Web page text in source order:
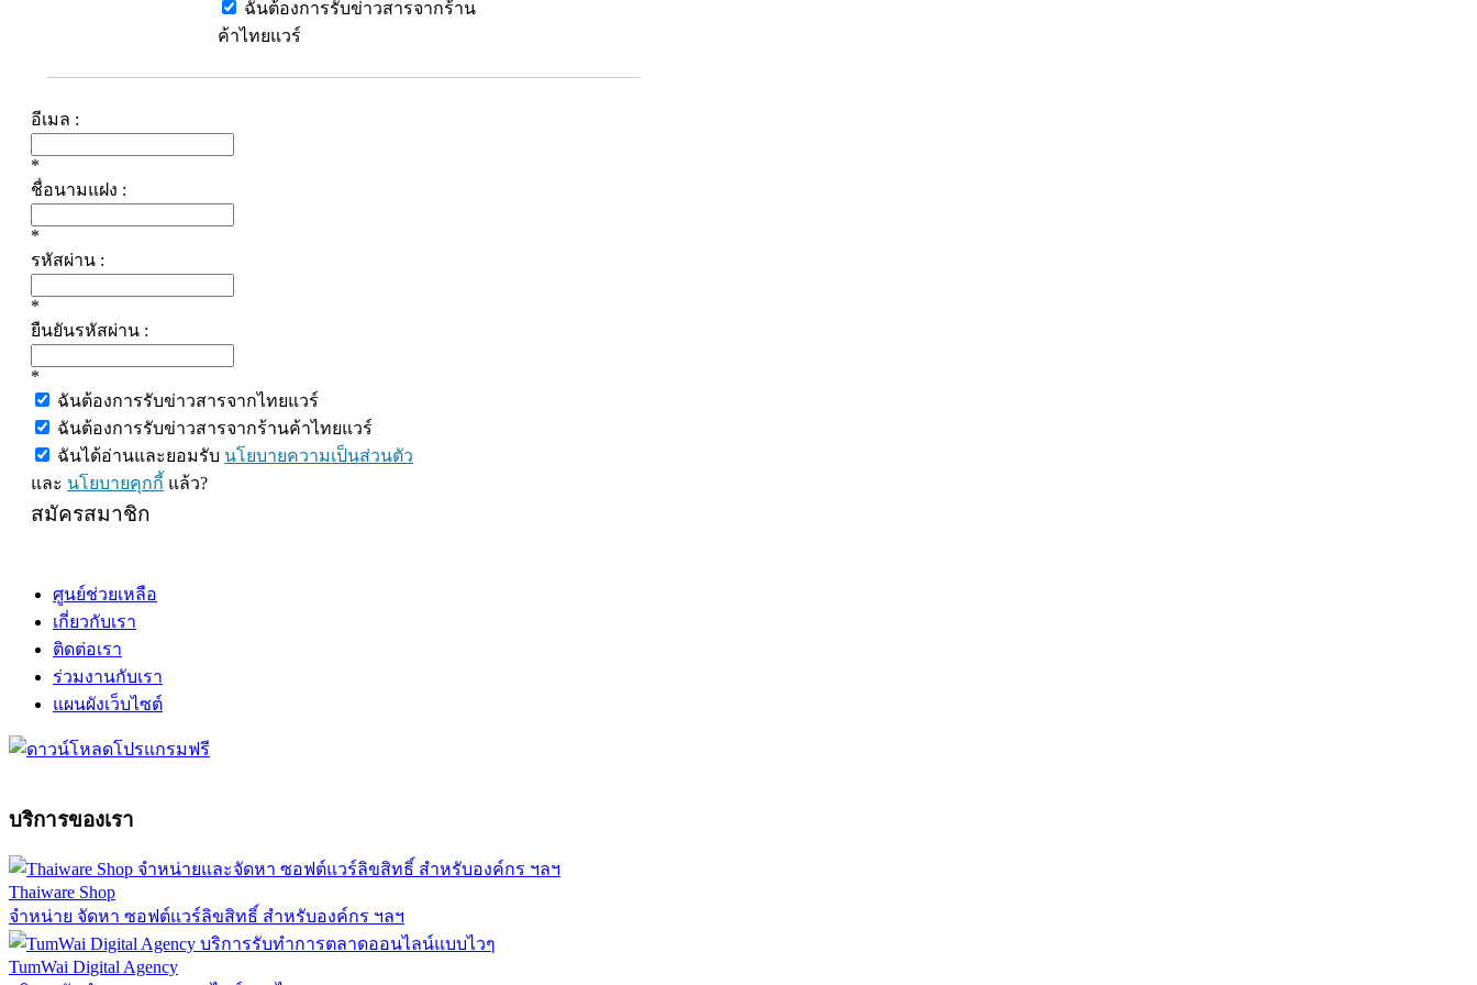
ฉันต้องการรับข่าวสารจากร้าน
ค้าไทยแวร์
อีเมล :
*
ชื่อนามแฝง :
*
รหัสผ่าน :
*
ยืนยันรหัสผ่าน :
*
ฉันต้องการรับข่าวสารจากไทยแวร์
ฉันต้องการรับข่าวสารจากร้านค้าไทยแวร์
ฉันได้อ่านและยอมรับ นโยบายความเป็นส่วนตัว
และ นโยบายคุกกี้ แล้ว?
สมัครสมาชิก
ศูนย์ช่วยเหลือ
เกี่ยวกับเรา
ติดต่อเรา
ร่วมงานกับเรา
แผนผังเว็บไซต์
บริการของเรา
Thaiware Shop
จำหน่าย จัดหา ซอฟต์แวร์ลิขสิทธิ์ สำหรับองค์กร ฯลฯ
TumWai Digital Agency